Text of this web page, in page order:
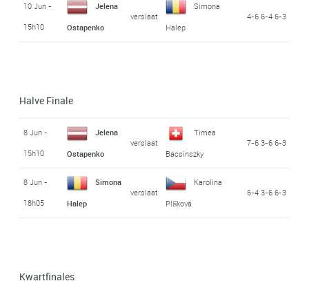
10 Jun -
15h10
Jelena
Ostapenko
verslaat
Simona
Halep
4-6 6-4 6-3
Halve Finale
8 Jun -
15h10
Jelena
Ostapenko
verslaat
Timea
Bacsinszky
7-6 3-6 6-3
8 Jun -
18h05
Simona
Halep
verslaat
Karolina
Plíšková
6-4 3-6 6-3
Kwartfinales